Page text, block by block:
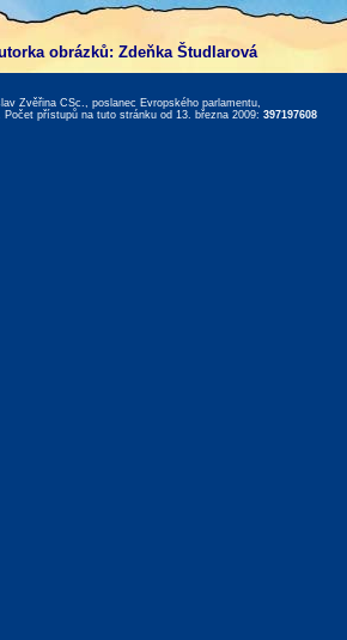
obrázků: Zdeňka Študlarová
Zvěřina CSc., poslanec Evropského parlamentu,
Počet přístupů na tuto stránku od 13. března 2009: 397197608